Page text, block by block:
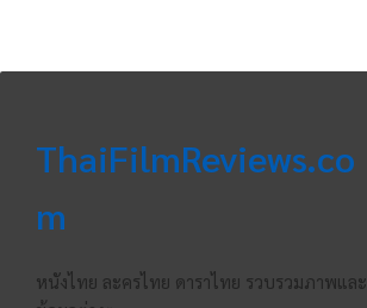
ThaiFilmReviews.co
m
หนังไทย ละครไทย ดาราไทย รวบรวมภาพและ